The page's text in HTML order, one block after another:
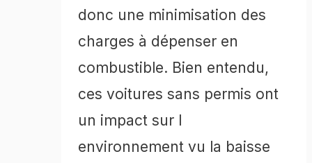
donc une minimisation des
charges à dépenser en
combustible. Bien entendu,
ces voitures sans permis ont
un impact sur l
environnement vu la baisse